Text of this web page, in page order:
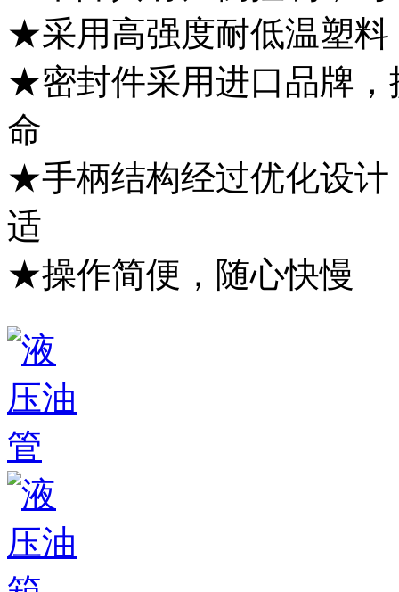
★采用高强度耐低温塑料
★密封件采用进口品牌，
命
★手柄结构经过优化设计
适
★操作简便，随心快慢